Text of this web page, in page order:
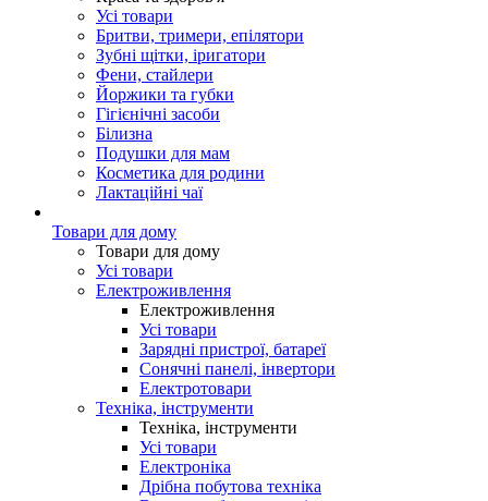
Усі товари
Бритви, тримери, епілятори
Зубні щітки, іригатори
Фени, стайлери
Йоржики та губки
Гігієнічні засоби
Білизна
Подушки для мам
Косметика для родини
Лактаційні чаї
Товари для дому
Товари для дому
Усі товари
Електроживлення
Електроживлення
Усі товари
Зарядні пристрої, батареї
Сонячні панелі, інвертори
Електротовари
Техніка, інструменти
Техніка, інструменти
Усі товари
Електроніка
Дрібна побутова техніка